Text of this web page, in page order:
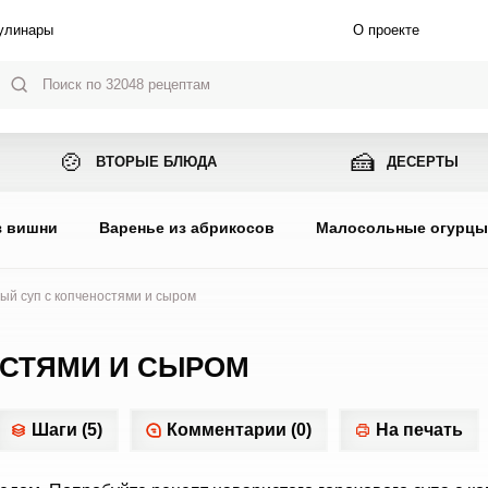
О проекте
🍲 ВТОРЫЕ БЛЮДА 🍰 ДЕСЕРТЫ
вишни Варенье из абрикосов Малосольные огурцы
суп с копченостями и сыром
И СЫРОМ
Шаги (5) Комментарии (0) На печать